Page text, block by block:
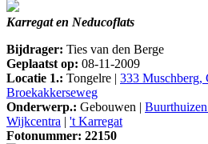
Karregat en Neducoflats
Bijdrager: Ties van den Berge
Geplaatst op: 08-11-2009
Locatie 1.: Tongelre | 333 Muschberg,
Broekakkerseweg
Onderwerp.: Gebouwen |
Wijkcentra | 't Karregat
Fotonummer: 22150